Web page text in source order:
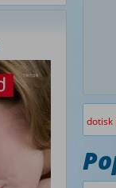
dotisk